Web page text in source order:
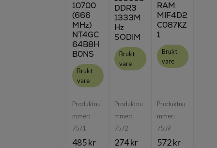
10700
(666
MHz)
NT4GC
64B8H
B0NS
Brukt
vare
Produktnu
mmer:
7571
485 kr
DDR3
1333M
Hz
SODIM
Brukt
vare
Produktnu
mmer:
7572
274 kr
RAM
MIF4D2
C087KZ
1
Brukt
vare
Produktnu
mmer:
7559
572 kr